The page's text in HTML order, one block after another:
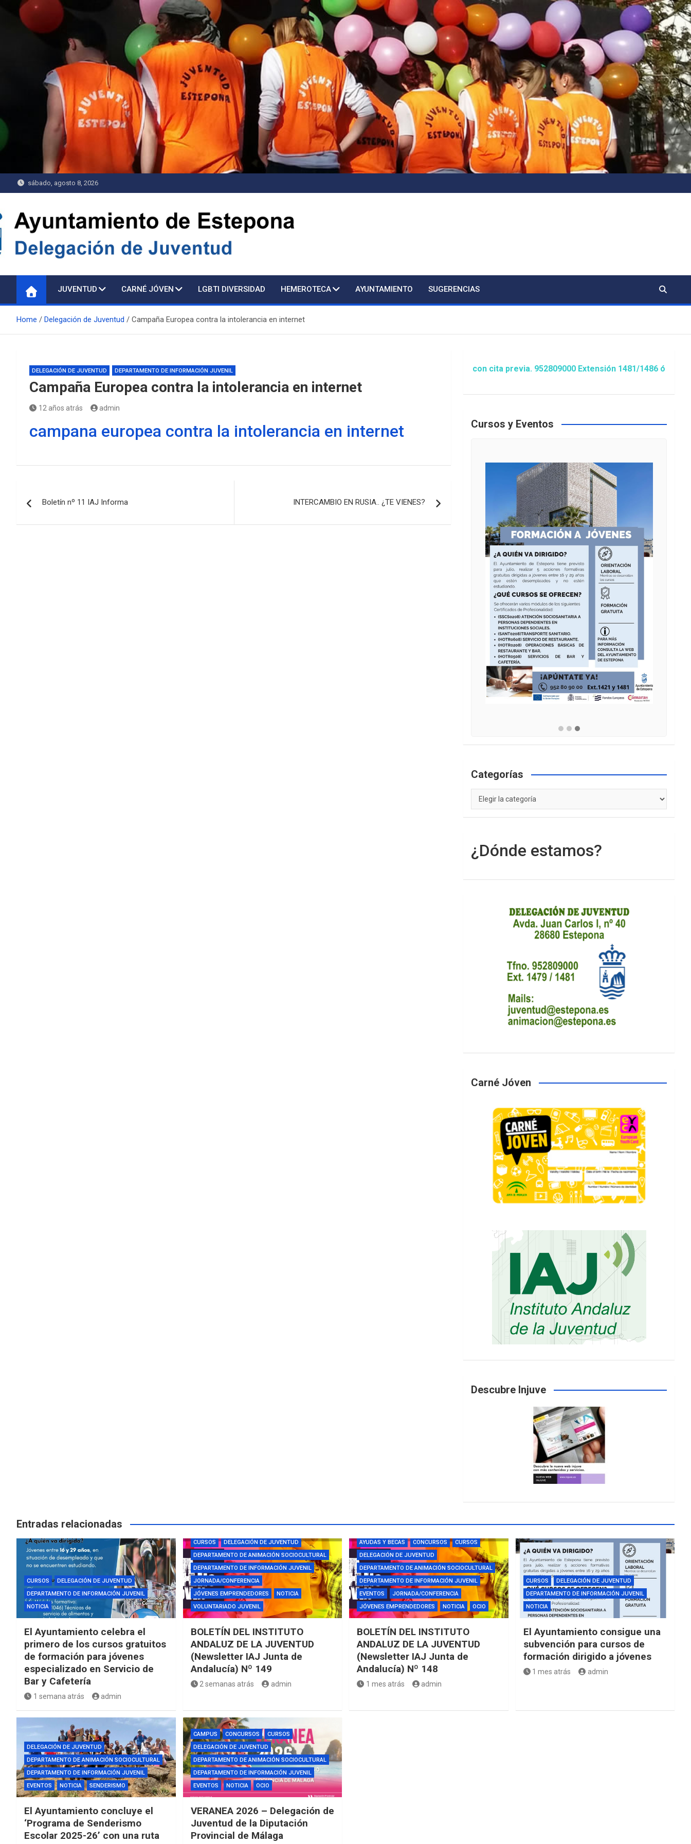
contenido
sábado, agosto 8, 2026
Delegación de Juventud
JUVENTUD CARNÉ JÓVEN LGBTI DIVERSIDAD HEMEROTECA AYUNTAMIENTO SUGERENCIAS
Home Delegación de Juventud Campaña Europea contra la intolerancia en internet
DELEGACIÓN DE JUVENTUD DEPARTAMENTO DE INFORMACIÓN JUVENIL
Campaña Europea contra la intolerancia en internet
12 años atrás admin
campana europea contra la intolerancia en internet
de
Boletín nº 11 IAJ Informa INTERCAMBIO EN RUSIA.. ¿TE VIENES?
Atención presencial al público con cita previa. 952809000 Extensión 1481/1486 ó
Cursos y Eventos
Categorías
Categorías
¿Dónde estamos?
Carné Jóven
Descubre Injuve
Entradas relacionadas
CURSOS
DELEGACIÓN DE JUVENTUD
DEPARTAMENTO DE INFORMACIÓN JUVENIL
NOTICIA
El Ayuntamiento celebra el
primero de los cursos gratuitos
de formación para jóvenes
especializado en Servicio de
Bar y Cafetería
1 semana atrás admin
CURSOS
DELEGACIÓN DE JUVENTUD
DEPARTAMENTO DE ANIMACIÓN SOCIOCULTURAL
DEPARTAMENTO DE INFORMACIÓN JUVENIL
JORNADA/CONFERENCIA
JÓVENES EMPRENDEDORES
NOTICIA
VOLUNTARIADO JUVENIL
BOLETÍN DEL INSTITUTO
ANDALUZ DE LA JUVENTUD
(Newsletter IAJ Junta de
Andalucía) Nº 149
2 semanas atrás admin
AYUDAS Y BECAS CONCURSOS
CURSOS
DELEGACIÓN DE JUVENTUD
DEPARTAMENTO DE ANIMACIÓN SOCIOCULTURAL
DEPARTAMENTO DE INFORMACIÓN JUVENIL
EVENTOS
JORNADA/CONFERENCIA
JÓVENES EMPRENDEDORES
NOTICIA OCIO
BOLETÍN DEL INSTITUTO
ANDALUZ DE LA JUVENTUD
(Newsletter IAJ Junta de
Andalucía) Nº 148
1 mes atrás admin
CURSOS
DELEGACIÓN DE JUVENTUD
DEPARTAMENTO DE INFORMACIÓN JUVENIL
NOTICIA
El Ayuntamiento consigue una
subvención para cursos de
formación dirigido a jóvenes
1 mes atrás admin
DELEGACIÓN DE JUVENTUD
DEPARTAMENTO DE ANIMACIÓN SOCIOCULTURAL
DEPARTAMENTO DE INFORMACIÓN JUVENIL
EVENTOS
NOTICIA SENDERISMO
El Ayuntamiento concluye el
‘Programa de Senderismo
Escolar 2025-26’ con una ruta
CAMPUS CONCURSOS
CURSOS
DELEGACIÓN DE JUVENTUD
DEPARTAMENTO DE ANIMACIÓN SOCIOCULTURAL
DEPARTAMENTO DE INFORMACIÓN JUVENIL
EVENTOS
NOTICIA OCIO
VERANEA 2026 – Delegación de
Juventud de la Diputación
Provincial de Málaga